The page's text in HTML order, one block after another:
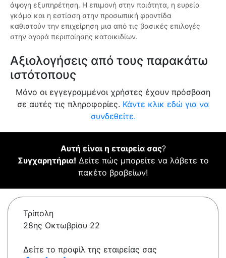
άψογη εξυπηρέτηση. Η επιμονή στην ποιότητα, η ευρεία
γκάμα και η εστίαση στην προσωπική φροντίδα
καθιστούν την επιχείρηση μια από τις βασικές επιλογές
στην αγορά περιποίησης κατοικιδίων.
Αξιολογήσεις από τους παρακάτω
ιστότοπους
Μόνο οι εγγεγραμμένοι χρήστες έχουν πρόσβαση
σε αυτές τις πληροφορίες. Κάντε κλικ εδώ για να
συνδεθείτε.
Αυτή είναι η εταιρεία σας?
Συγχαρητήρια! Δείτε πώς μπορείτε να λάβετε το
πακέτο βραβείων!
Τρίπολη
28ης Οκτωβρίου 22
Δείτε το προφίλ της εταιρείας σας